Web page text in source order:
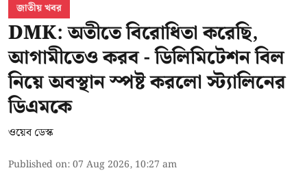
জাতীয় খবর
DMK: অতীতে বিরোধিতা করেছি,
আগামীতেও করব - ডিলিমিটেশন বিল
নিয়ে অবস্থান স্পষ্ট করলো স্ট্যালিনের
ডিএমকে
ওয়েব ডেস্ক
Published on:07 Aug 2026, 10:27 am